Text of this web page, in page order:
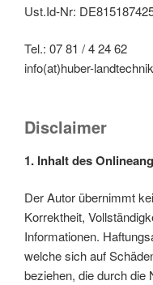
Ust.Id-Nr:
Tel.: 07 81 / 4 24 62
info(at)huber-
Disclaimer
1. Inhalt des
Der Autor übernimmt
Korrektheit,
Informationen.
welche sich auf
beziehen, die durch die